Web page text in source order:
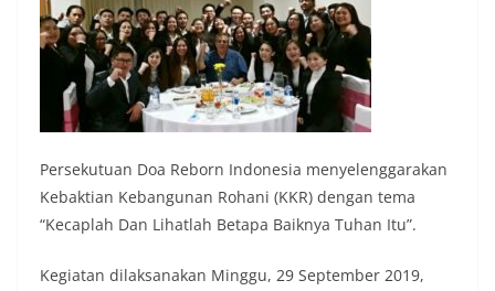
Persekutuan Doa Reborn Indonesia menyelenggarakan
Kebaktian Kebangunan Rohani (KKR) dengan tema
“Kecaplah Dan Lihatlah Betapa Baiknya Tuhan Itu”.
Kegiatan dilaksanakan Minggu, 29 September 2019,